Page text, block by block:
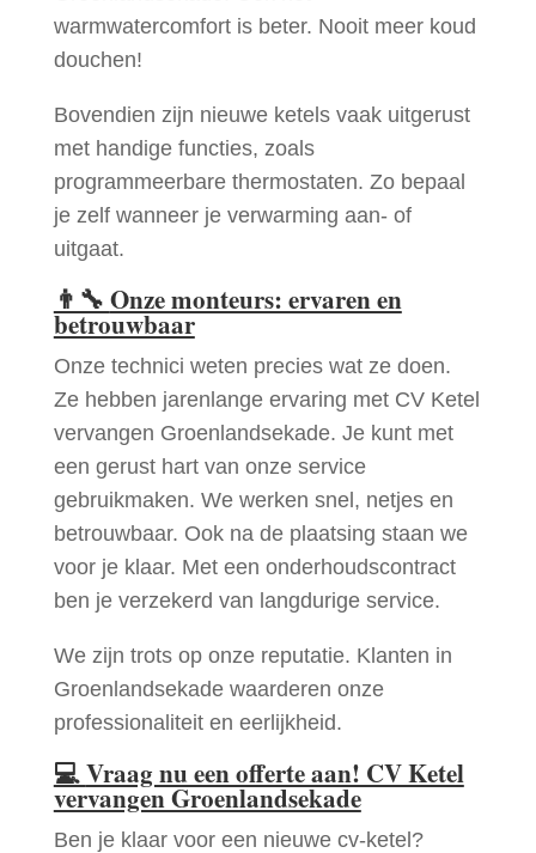
warmwatercomfort is beter. Nooit meer koud
douchen!
Bovendien zijn nieuwe ketels vaak uitgerust
met handige functies, zoals
programmeerbare thermostaten. Zo bepaal
je zelf wanneer je verwarming aan- of
uitgaat.
👨‍🔧 Onze monteurs: ervaren en
betrouwbaar
Onze technici weten precies wat ze doen.
Ze hebben jarenlange ervaring met CV Ketel
vervangen Groenlandsekade. Je kunt met
een gerust hart van onze service
gebruikmaken. We werken snel, netjes en
betrouwbaar. Ook na de plaatsing staan we
voor je klaar. Met een onderhoudscontract
ben je verzekerd van langdurige service.
We zijn trots op onze reputatie. Klanten in
Groenlandsekade waarderen onze
professionaliteit en eerlijkheid.
💻Vraag nu een offerte aan! CV Ketel
vervangen Groenlandsekade
Ben je klaar voor een nieuwe cv-ketel?